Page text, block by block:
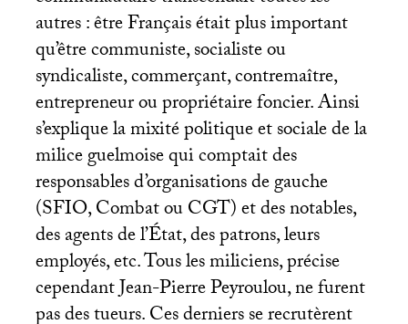
autres : être Français était plus important
qu’être communiste, socialiste ou
syndicaliste, commerçant, contremaître,
entrepreneur ou propriétaire foncier. Ainsi
s’explique la mixité politique et sociale de la
milice guelmoise qui comptait des
responsables d’organisations de gauche
(SFIO, Combat ouCGT) et des notables,
des agents de l’État, des patrons, leurs
employés, etc. Tous les miliciens, précise
cependant Jean-Pierre Peyroulou, ne furent
pas des tueurs. Ces derniers se recrutèrent